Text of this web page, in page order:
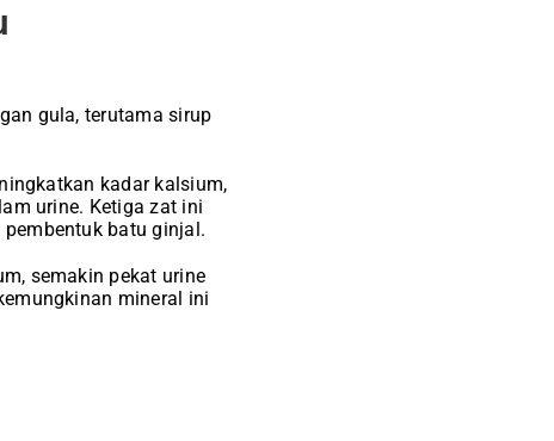
gula, terutama sirup
kadar kalsium,
urine. Ketiga zat ini
batu ginjal.
semakin pekat urine
mineral ini